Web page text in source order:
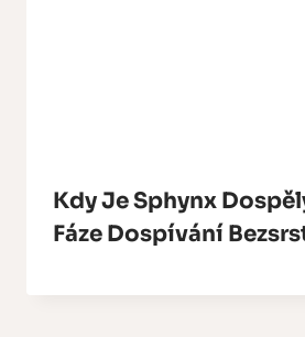
Kdy Je Sphynx
Fáze Dospívání